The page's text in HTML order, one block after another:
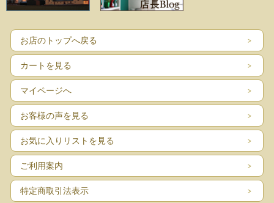
お店のトップへ戻る
カートを見る
マイページへ
お客様の声を見る
お気に入りリストを見る
ご利用案内
特定商取引法表示